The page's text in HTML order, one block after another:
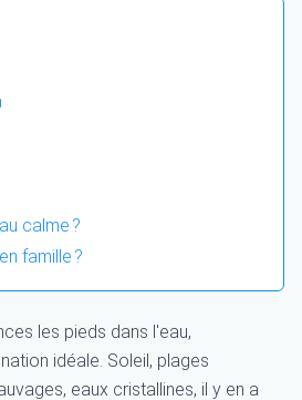
calme ?
famille ?
les pieds dans l'eau,
idéale. Soleil, plages
eaux cristallines, il y en a